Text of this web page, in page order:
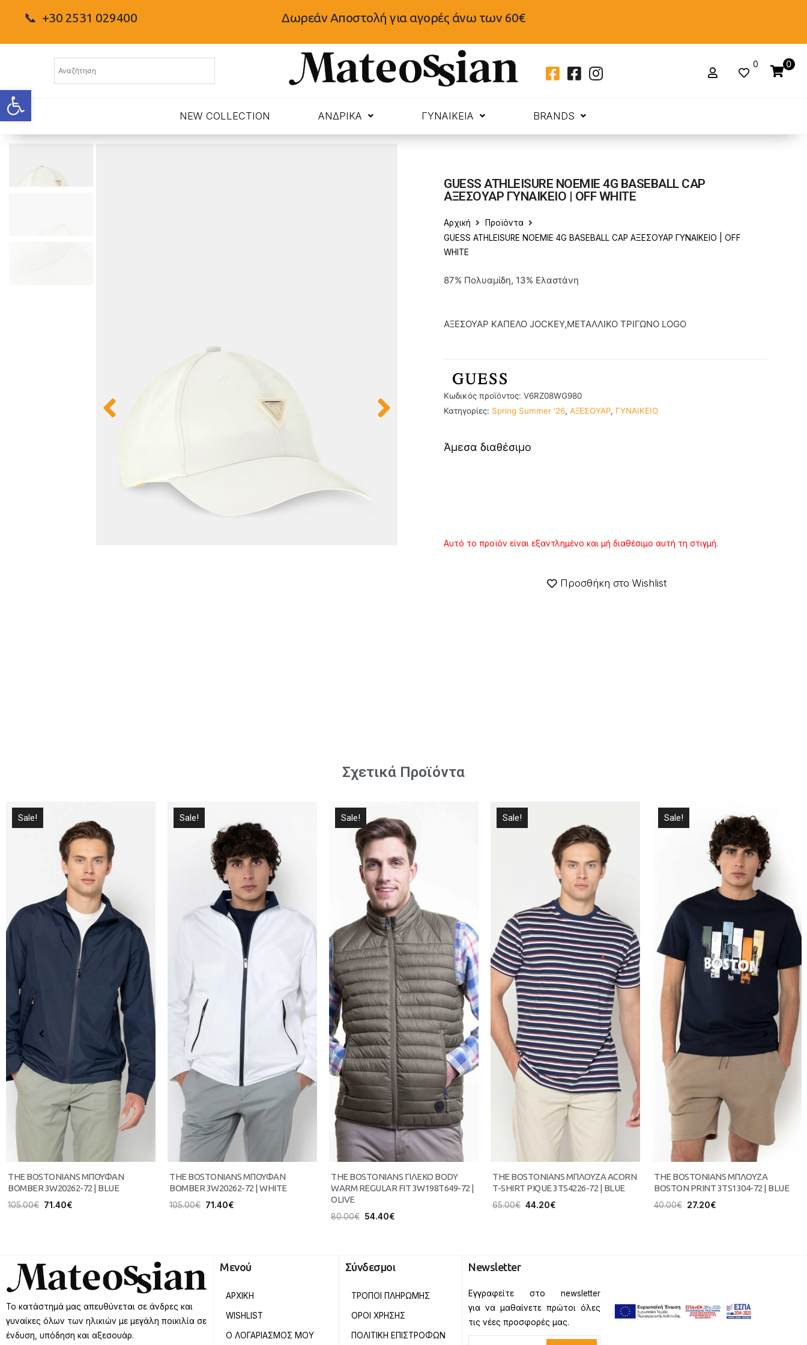
Ανοίξτε τη γραμμή εργαλείων
📞 +30 2531 029400 Δωρεάν Αποστολή για αγορές άνω των 60€
0 0
NEW COLLECTION ΑΝΔΡΙΚΑ ΓΥΝΑΙΚΕΙΑ BRANDS
GUESS ATHLEISURE NOEMIE 4G BASEBALL CAP
ΑΞΕΣΟΥΑΡ ΓΥΝΑΙΚΕΙΟ | OFF WHITE
Αρχική
Προϊόντα
GUESS ATHLEISURE NOEMIE 4G BASEBALL CAP ΑΞΕΣΟΥΑΡ ΓΥΝΑΙΚΕΙΟ | OFF
WHITE
87% Πολυαμίδη, 13% Ελαστάνη
ΑΞΕΣΟΥΑΡ ΚΑΠΕΛΟ JOCKEY,ΜΕΤΑΛΛΙΚΟ ΤΡΙΓΩΝΟ LOGO
Κωδικός προϊόντος:V6RZ08WG980
Κατηγορίες: Spring Summer '26,ΑΞΕΣΟΥΑΡ, ΓΥΝΑΙΚΕΙΟ
Άμεσα διαθέσιμο
Αυτό το προϊόν είναι εξαντλημένο και μή διαθέσιμο αυτή τη στιγμή.
Προσθήκη στο Wishlist
Σχετικά Προϊόντα
Sale!
THE BOSTONIANS ΜΠΟΥΦΑΝ
BOMBER 3W20262-72 | BLUE
105.00€ 71.40€
Sale!
THE BOSTONIANS ΜΠΟΥΦΑΝ
BOMBER 3W20262-72 | WHITE
105.00€ 71.40€
Sale!
THE BOSTONIANS ΓΙΛΕΚΟ BODY
WARM REGULAR FIT 3W198T649-72 |
OLIVE
80.00€ 54.40€
Sale!
THE BOSTONIANS ΜΠΛΟΥΖΑ ACORN
T-SHIRT PIQUE 3TS4226-72 | BLUE
65.00€ 44.20€
Sale!
THE BOSTONIANS ΜΠΛΟΥΖΑ
BOSTON PRINT 3TS1304-72 | BLUE
40.00€ 27.20€
Το κατάστημά μας απευθύνεται σε άνδρες και
γυναίκες όλων των ηλικιών με μεγάλη ποικιλία σε
ένδυση, υπόδηση και αξεσουάρ.
Μενού
ΑΡΧΙΚΗ
WISHLIST
Ο ΛΟΓΑΡΙΑΣΜΟΣ ΜΟΥ
Σύνδεσμοι
ΤΡΟΠΟΙ ΠΛΗΡΩΜΗΣ
ΟΡΟΙ ΧΡΗΣΗΣ
ΠΟΛΙΤΙΚΗ ΕΠΙΣΤΡΟΦΩΝ
Newsletter
Εγγραφείτε στο newsletter
για να μαθαίνετε πρώτοι όλες
τις νέες προσφορές μας.